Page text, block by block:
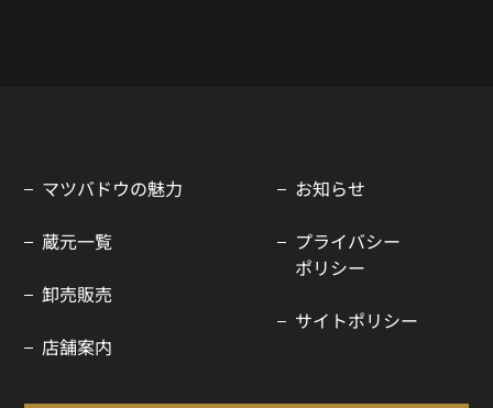
マツバドウの魅力
蔵元一覧
卸売販売
店舗案内
お知らせ
プライバシー
ポリシー
サイトポリシー